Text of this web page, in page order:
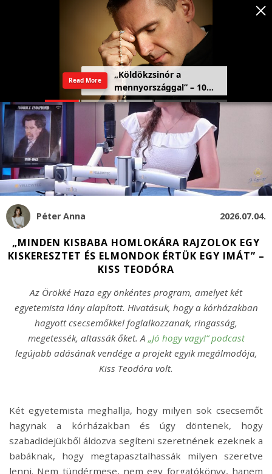
Péter Anna 2026.07.04.
„MINDEN KISBABA HOMLOKÁRA RAJZOLOK EGY
KISKERESZTET ÉS ELMONDOK ÉRTÜK EGY IMÁT” –
KISS TEODÓRA
Az Örökké Haza egy önkéntes program, amelyet két
egyetemista lány alapított. Hivatásuk, hogy a kórházakban
hagyott csecsemőkkel foglalkozzanak, ringasság,
megetessék, altassák őket. A „Jó hogy vagy!” podcast
legújabb adásának vendége a projekt egyik megálmodója,
Kiss Teodóra volt.
Szeretetország: a haza,
amely a szívben kezdődik
Read More
Két egyetemista meghallja, hogy milyen sok csecsemőt
hagynak a kórházakban és úgy döntenek, hogy
szabadidejükből áldozva segíteni szeretnének ezeknek a
babáknak, hogy megtapasztalhassák milyen szeretve
lenni. Nem tündérmese, nem egy forgatókönyv, hanem